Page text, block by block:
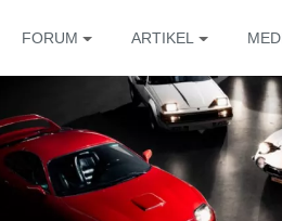
FORUM ARTIKEL